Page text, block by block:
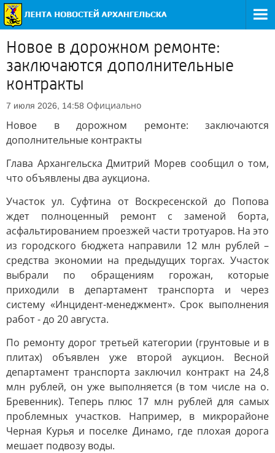
Новое в дорожном ремонте:
заключаются дополнительные
контракты
7 июля 2026, 14:58 Официально
Новое в дорожном ремонте: заключаются
дополнительные контракты
Глава Архангельска Дмитрий Морев сообщил о том,
что объявлены два аукциона.
Участок ул. Суфтина от Воскресенской до Попова
ждет полноценный ремонт с заменой борта,
асфальтированием проезжей части тротуаров. На это
из городского бюджета направили 12 млн рублей –
средства экономии на предыдущих торгах. Участок
выбрали по обращениям горожан, которые
приходили в департамент транспорта и через
систему «Инцидент-менеджмент». Срок выполнения
работ - до 20 августа.
По ремонту дорог третьей категории (грунтовые и в
плитах) объявлен уже второй аукцион. Весной
департамент транспорта заключил контракт на 24,8
млн рублей, он уже выполняется (в том числе на о.
Бревенник). Теперь плюс 17 млн рублей для самых
проблемных участков. Например, в микрорайоне
Черная Курья и поселке Динамо, где плохая дорога
мешает подвозу воды.